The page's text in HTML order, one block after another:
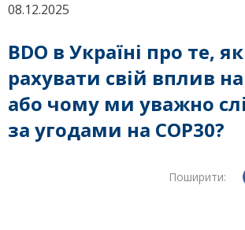
08.12.2025
BDO в Україні про те,
рахувати свій вплив
або чому ми уважно
за угодами на COP30?
Поширити: